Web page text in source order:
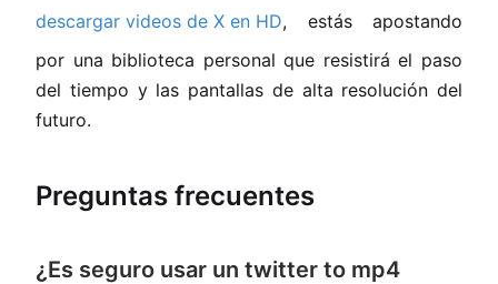
descargar videos de X en HD, estás apostando
por una biblioteca personal que resistirá el paso
del tiempo y las pantallas de alta resolución del
futuro.
Preguntas frecuentes
¿Es seguro usar un twitter to mp4